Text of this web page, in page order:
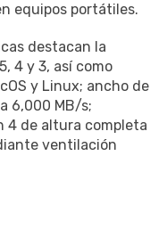
equipos portátiles.
destacan la
4 y 3, así como
y Linux; ancho de
6,000 MB/s;
4 de altura completa
ventilación